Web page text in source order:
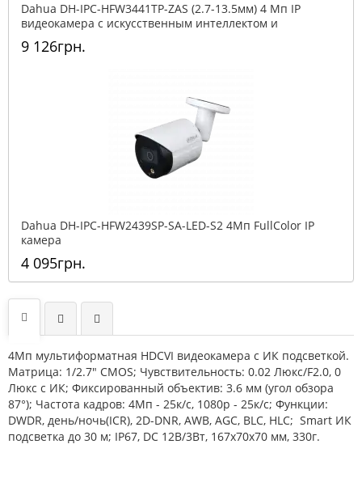
Dahua DH-IPC-HFW3441TP-ZAS (2.7-13.5мм) 4 Мп IP
видеокамера с искусственным интеллектом и
вариофокальным объективом
9 126грн.
Dahua DH-IPC-HFW2439SP-SA-LED-S2 4Мп FullColor IP
камера
4 095грн.
4Мп мультиформатная HDCVI видеокамера с ИК подсветкой.
Матрица: 1/2.7" CMOS; Чувствительность: 0.02 Люкс/F2.0, 0
Люкс с ИК; Фиксированный объектив: 3.6 мм (угол обзора
87°); Частота кадров: 4Мп - 25к/с, 1080p - 25к/с; Функции:
DWDR, день/ночь(ICR), 2D-DNR, AWB, AGC, BLC, HLC; Smart ИК
подсветка до 30 м; IP67, DC 12В/3Вт, 167х70х70 мм, 330г.